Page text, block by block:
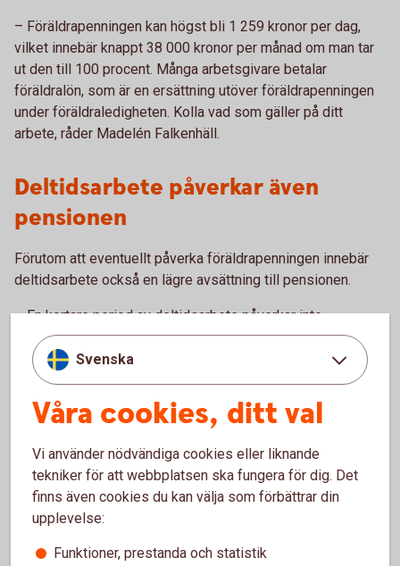
– Föräldrapenningen kan högst bli 1 259 kronor per dag,
vilket innebär knappt 38 000 kronor per månad om man tar
ut den till 100 procent. Många arbetsgivare betalar
föräldralön, som är en ersättning utöver föräldrapenningen
under föräldraledigheten. Kolla vad som gäller på ditt
arbete, råder Madelén Falkenhäll.
Deltidsarbete påverkar även
pensionen
Förutom att eventuellt påverka föräldrapenningen innebär
deltidsarbete också en lägre avsättning till pensionen.
– En kortare period av deltidsarbete påverkar inte
pensionen så mycket. Och under barnets fyra första år får
den förälder som tjänar minst pensionsrätt för barnår, det
vill säga extrapengar till sin pension. Men blir man kvar i en
längre period av deltidsarbete kommer pensionen
påverkas, säger Madelén Falkenhäll.
Pensionen grundas på den lön man har under hela
arbetslivet. Det innebär att en längre period med lägre lön
kommer att ge en lägre pension. Utöver det kan en lägre lön
också innebära att det blir svårare att spara till sin pension
men även till annat.
Svenska
Våra cookies, ditt val
Vi använder nödvändiga cookies eller liknande
tekniker för att webbplatsen ska fungera för dig. Det
finns även cookies du kan välja som förbättrar din
upplevelse:
Funktioner, prestanda och statistik